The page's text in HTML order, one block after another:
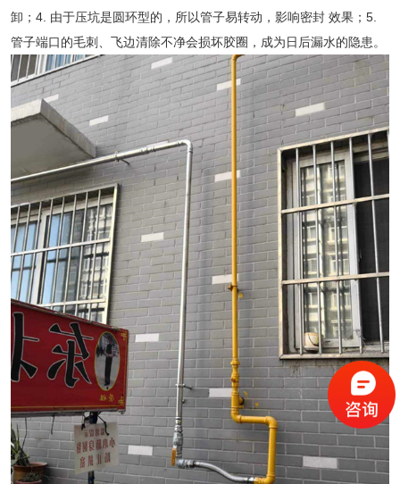
卸；4. 由于压坑是圆环型的，所以管子易转动，影响密封 效果；5.
管子端口的毛刺、飞边清除不净会损坏胶圈，成为日后漏水的隐患。